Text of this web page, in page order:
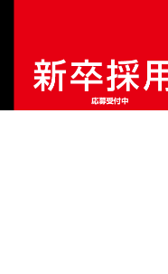
販売価格 511,500（税込）
¥473,000（税込